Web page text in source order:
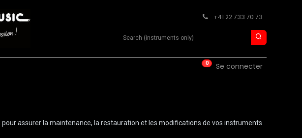
+41 22 733 70 73
Search product
0 Se connecter
assurer la maintenance, la restauration et les modifications de vos instruments